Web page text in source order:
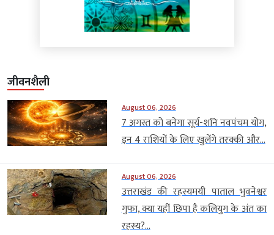
जीवनशैली
August 06, 2026
7 अगस्त को बनेगा सूर्य-शनि नवपंचम योग,
इन 4 राशियों के लिए खुलेंगे तरक्की और...
August 06, 2026
उत्तराखंड की रहस्यमयी पाताल भुवनेश्वर
गुफा, क्या यहीं छिपा है कलियुग के अंत का
रहस्य?...